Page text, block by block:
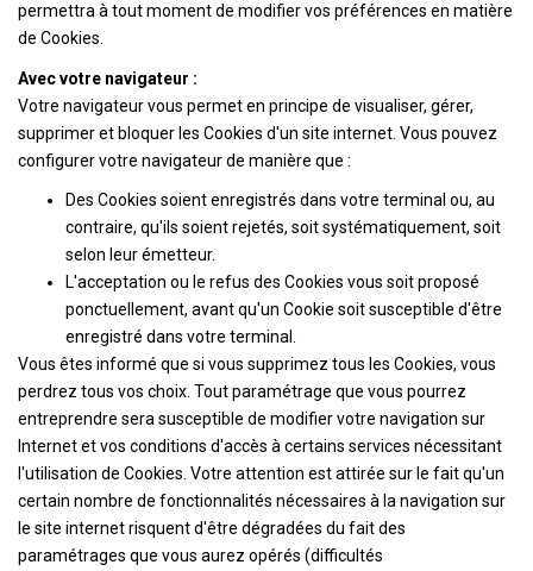
permettra à tout moment de modifier vos préférences en matière
de Cookies.
Avec votre navigateur :
Votre navigateur vous permet en principe de visualiser, gérer,
supprimer et bloquer les Cookies d'un site internet. Vous pouvez
configurer votre navigateur de manière que :
Des Cookies soient enregistrés dans votre terminal ou, au
contraire, qu'ils soient rejetés, soit systématiquement, soit
selon leur émetteur.
L'acceptation ou le refus des Cookies vous soit proposé
ponctuellement, avant qu'un Cookie soit susceptible d'être
enregistré dans votre terminal.
Vous êtes informé que si vous supprimez tous les Cookies, vous
perdrez tous vos choix. Tout paramétrage que vous pourrez
entreprendre sera susceptible de modifier votre navigation sur
Internet et vos conditions d'accès à certains services nécessitant
l'utilisation de Cookies. Votre attention est attirée sur le fait qu'un
certain nombre de fonctionnalités nécessaires à la navigation sur
le site internet risquent d'être dégradées du fait des
paramétrages que vous aurez opérés (difficultés